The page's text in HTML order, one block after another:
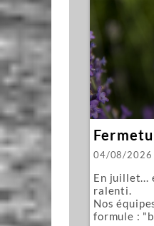
04/08/2026
En juillet...
ralenti.
Nos
formule :